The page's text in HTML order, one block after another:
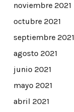
noviembre 2021
octubre 2021
septiembre 2021
agosto 2021
junio 2021
mayo 2021
abril 2021